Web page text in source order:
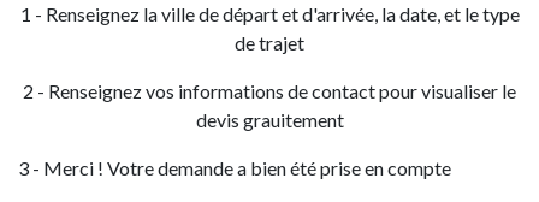
1 - Renseignez la ville de départ et d'arrivée, la date, et le type
de trajet
2 - Renseignez vos informations de contact pour visualiser le
devis grauitement
3 - Merci ! Votre demande a bien été prise en compte